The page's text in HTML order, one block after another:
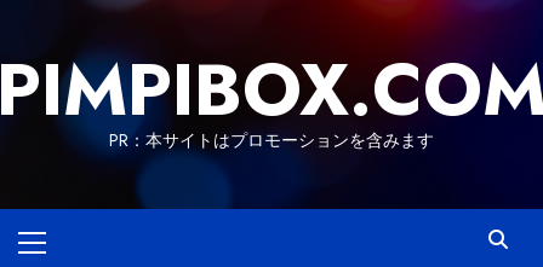
content
PR：本サイトはプロモーションを含みます
Menu